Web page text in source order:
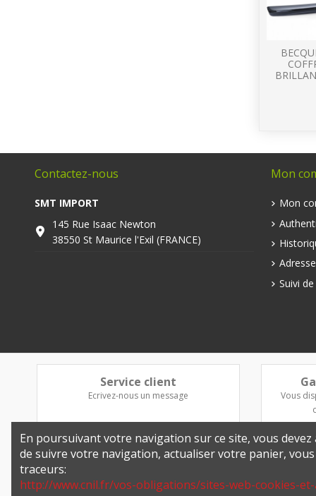
Contactez-nous
SMT IMPORT
145 Rue Isaac Newton
38550 St Maurice l'Exil (FRANCE)
Mon
Mon
Suivi
Service client
Ecrivez-nous un message
Vous
En poursuivant votre navigation sur ce site, vous
de suivre votre navigation, actualiser votre panier,
traceurs:
http://www.cnil.fr/vos-obligations/sites-web-cookies-